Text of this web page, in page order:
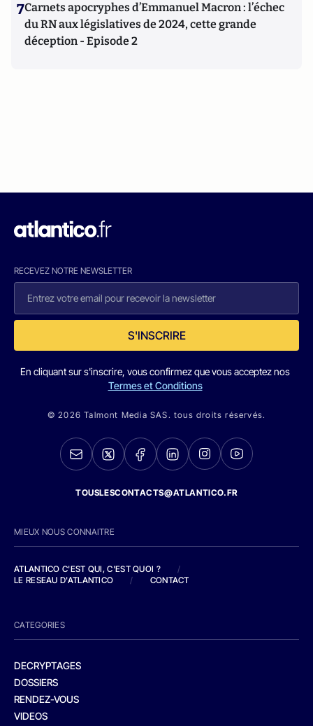
7Carnets apocryphes d’Emmanuel Macron : l’échec
du RN aux législatives de 2024, cette grande
déception - Episode 2
RECEVEZ NOTRE NEWSLETTER
S'INSCRIRE
En cliquant sur s'inscrire, vous confirmez que vous acceptez nos
Termes et Conditions
© 2026 Talmont Media SAS. tous droits réservés.
TOUSLESCONTACTS@ATLANTICO.FR
MIEUX NOUS CONNAITRE
ATLANTICO C'EST QUI, C'EST QUOI ?
/
LE RESEAU D'ATLANTICO
/ CONTACT
CATEGORIES
DECRYPTAGES
DOSSIERS
RENDEZ-VOUS
VIDEOS